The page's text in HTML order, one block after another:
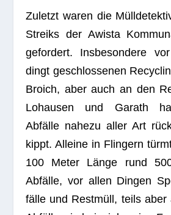
Zuletzt waren die
Streiks der Awista
gefor­dert. Ins­be­son­dere
dingt geschlos­se­nen
Broich, aber auch an den
Lohau­sen und Garath
Abfälle nahezu aller Art
kippt. Alleine in Flin­gern
100 Meter Länge rund
Abfälle, vor allen Din­gen
fälle und Rest­müll, teils aber